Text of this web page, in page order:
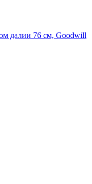
далии 76 см, Goodwill